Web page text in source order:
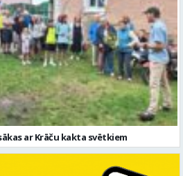
ar Krāču kakta svētkiem